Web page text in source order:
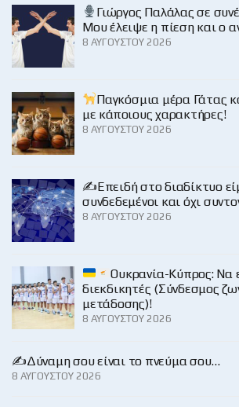
Γιώργος Παλάλας σε
Μου έλειψε η πίεση και ο
8 ΑΥΓΟΎΣΤΟΥ 2026
Παγκόσμια μέρα Γάτας
με κάποιους χαρακτήρες!
8 ΑΥΓΟΎΣΤΟΥ 2026
✍️Επειδή στο διαδίκτυο
συνδεδεμένοι και όχι
8 ΑΥΓΟΎΣΤΟΥ 2026
Ουκρανία-Κύπρος: Να
διεκδικητές (Σύνδεσμος
μετάδοσης)!
8 ΑΥΓΟΎΣΤΟΥ 2026
✍️Δύναμη σου είναι το πνεύμα σου…
8 ΑΥΓΟΎΣΤΟΥ 2026